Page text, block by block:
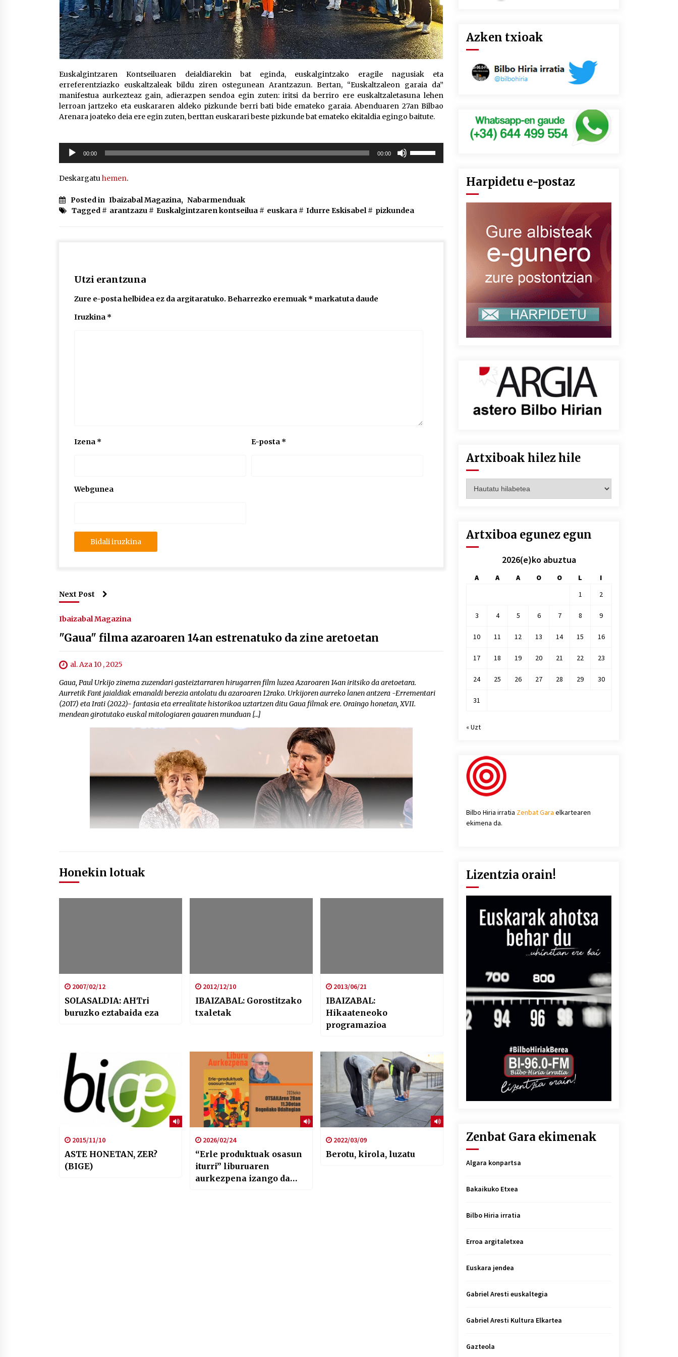
Euskalgintzaren Kontseiluaren deialdiarekin bat eginda, euskalgintzako eragile nagusiak eta
erreferentziazko euskaltzaleak bildu ziren ostegunean Arantzazun. Bertan, “Euskaltzaleon garaia da”
manifestua aurkezteaz gain, adierazpen sendoa egin zuten: iritsi da berriro ere euskaltzaletasuna lehen
lerroan jartzeko eta euskararen aldeko pizkunde berri bati bide emateko garaia. Abenduaren 27an Bilbao
Arenara joateko deia ere egin zuten, berttan euskarari beste pizkunde bat emateko ekitaldia egingo baitute.
Soinu
erreproduzigailua
00:00 00:00
edo
Deskargatuhemen.
Posted in Ibaizabal Magazina, Nabarmenduak
Tagged # arantzazu # Euskalgintzaren kontseilua # euskara # Idurre Eskisabel# pizkundea
Utzi erantzuna
Zure e-posta helbidea ez da argitaratuko. Beharrezko eremuak * markatuta daude
Iruzkina *
Izena * E-posta *
Webgunea
Next Post
Ibaizabal Magazina
"Gaua" filma azaroaren 14an estrenatuko da zine aretoetan
al. Aza 10 , 2025
Gaua, Paul Urkijo zinema zuzendari gasteiztarraren hirugarren film luzea Azaroaren 14an iritsiko da aretoetara.
Aurretik Fant jaialdiak emanaldi berezia antolatu du azaroaren 12rako. Urkijoren aurreko lanen antzera -Errementari
(2017) eta Irati (2022)- fantasia eta errealitate historikoa uztartzen ditu Gaua filmak ere. Oraingo honetan, XVII.
mendean girotutako euskal mitologiaren gauaren munduan […]
Honekin lotuak
2007/02/12
SOLASALDIA: AHTri
buruzko eztabaida eza
2012/12/10
IBAIZABAL: Gorostitzako
txaletak
2013/06/21
IBAIZABAL:
Hikaateneoko
programazioa
2015/11/10
ASTE HONETAN, ZER?
(BIGE)
2026/02/24
“Erle produktuak osasun
iturri” liburuaren
aurkezpena izango da
2022/03/09
Berotu, kirola, luzatu
Azken txioak
Harpidetu e-postaz
Artxiboak hilez hile
hilez
Artxiboa egunez egun
2026(e)ko abuztua
A A A O O L
I
1
2
3 4 5 6 7 8 9
10 11 12 13 14 15 16
17 18 19 20 21 22 23
24 25 26 27 28 29 30
31
« Uzt
Bilbo Hiria irratia Zenbat Gara elkartearen
ekimena da.
Lizentzia orain!
Zenbat Gara ekimenak
Algara konpartsa
Bakaikuko Etxea
Bilbo Hiria irratia
Erroa argitaletxea
Euskara jendea
Gabriel Aresti euskaltegia
Gabriel Aresti Kultura Elkartea
Gazteola